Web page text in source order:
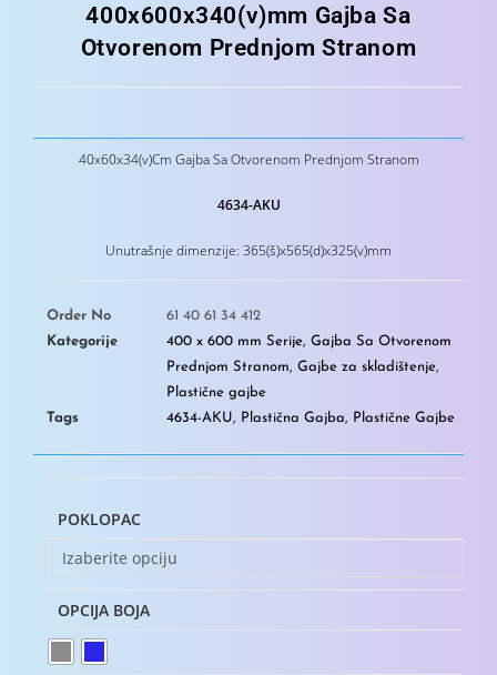
400x600x340(v)mm Gajba Sa
Otvorenom Prednjom Stranom
40x60x34(v)Cm Gajba Sa Otvorenom Prednjom Stranom
4634-AKU
Unutrašnje dimenzije: 365(š)x565(d)x325(v)mm
Order No
61 40 61 34 412
Kategorije
400 x 600 mm Serije, Gajba Sa Otvorenom
Prednjom Stranom, Gajbe za skladištenje,
Plastične gajbe
Tags
4634-AKU, Plastična Gajba, Plastične Gajbe
POKLOPAC
Izaberite opciju
OPCIJA BOJA